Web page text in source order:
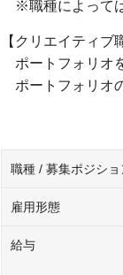
※職種によって
【クリエイティブ
ポートフォリオ
ポートフォリオ
職種 / 募集ポジショ
雇用形態
給与